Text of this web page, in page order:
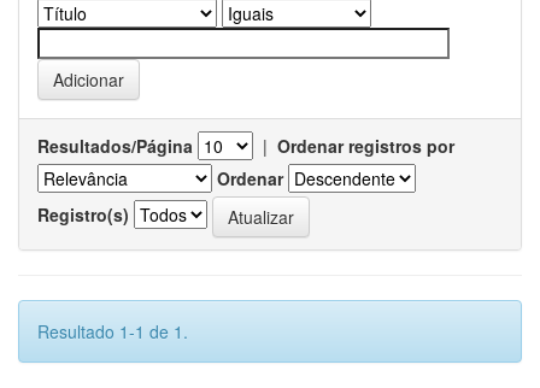
Resultados/Página | Ordenar registros por
Ordenar
Registro(s)
Resultado 1-1 de 1.